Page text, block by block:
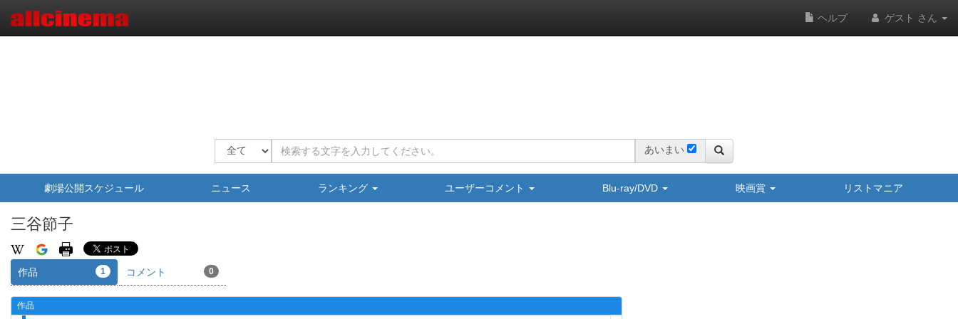
ヘルプ ゲスト さん
あいまい
劇場公開スケジュール ニュース ランキング ユーザーコメント Blu-ray/DVD 映画賞 リストマニア
三谷節子
作品 1 コメント 0
作品